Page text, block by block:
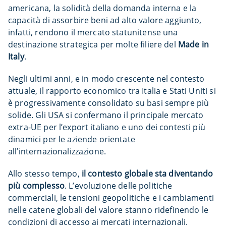
americana, la solidità della domanda interna e la
capacità di assorbire beni ad alto valore aggiunto,
infatti, rendono il mercato statunitense una
destinazione strategica per molte filiere del Made in
Italy.
Negli ultimi anni, e in modo crescente nel contesto
attuale, il rapporto economico tra Italia e Stati Uniti si
è progressivamente consolidato su basi sempre più
solide. Gli USA si confermano il principale mercato
extra-UE per l’export italiano e uno dei contesti più
dinamici per le aziende orientate
all’internazionalizzazione.
Allo stesso tempo, il contesto globale sta diventando
più complesso. L’evoluzione delle politiche
commerciali, le tensioni geopolitiche e i cambiamenti
nelle catene globali del valore stanno ridefinendo le
condizioni di accesso ai mercati internazionali.